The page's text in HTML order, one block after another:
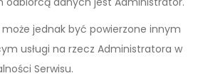
jednak być powierzone innym
usługi na rzecz Administratora w
Serwisu.